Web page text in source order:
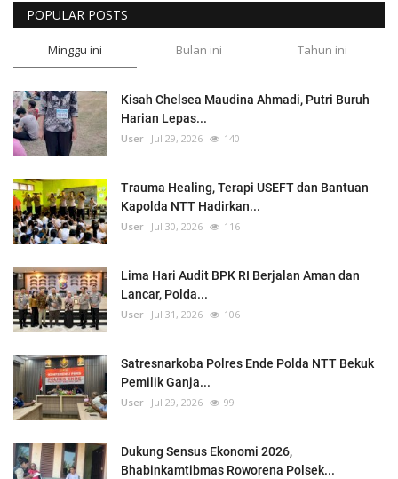
POPULAR POSTS
Minggu ini Bulan ini Tahun ini
Kisah Chelsea Maudina Ahmadi, Putri Buruh
Harian Lepas...
User Jul 29, 2026 140
Trauma Healing, Terapi USEFT dan Bantuan
Kapolda NTT Hadirkan...
User Jul 30, 2026 116
Lima Hari Audit BPK RI Berjalan Aman dan
Lancar, Polda...
User Jul 31, 2026 106
Satresnarkoba Polres Ende Polda NTT Bekuk
Pemilik Ganja...
User Jul 29, 2026 99
Dukung Sensus Ekonomi 2026,
Bhabinkamtibmas Roworena Polsek...